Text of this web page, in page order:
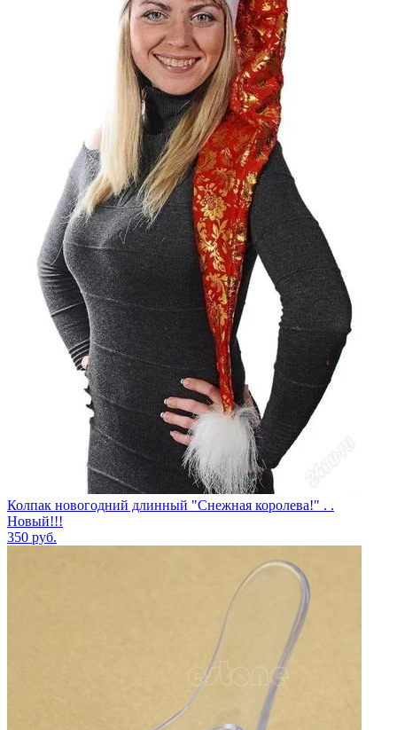
Колпак новогодний длинный "Снежная королева!" . .
Новый!!!
350 руб.